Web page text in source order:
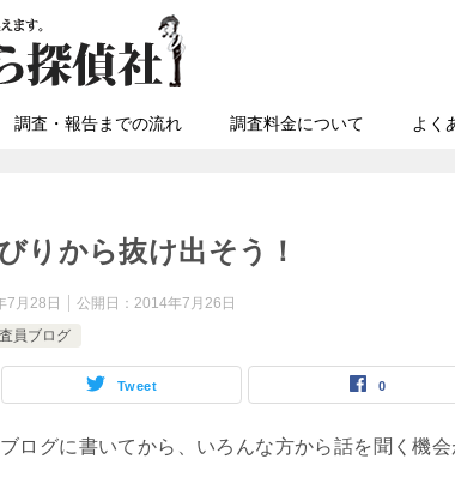
調査・報告までの流れ 調査料金について よく
りから抜け出そう！
7月28日 公開日： 2014年7月26日
員ブログ
Tweet 0
ログに書いてから、いろんな方から話を聞く機会